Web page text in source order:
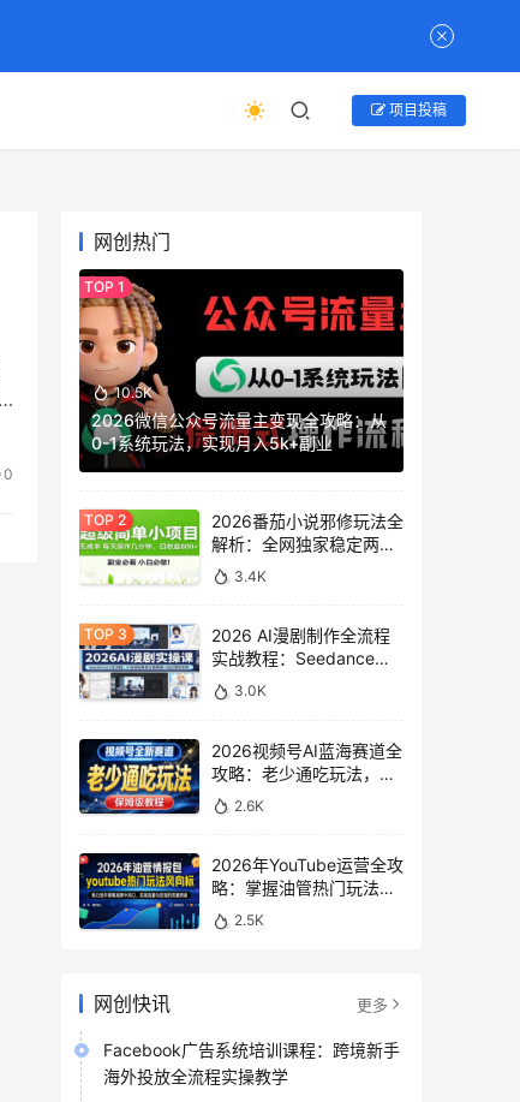
项目投稿
0
网创热门
10.5K
2026微信公众号流量主变现全攻略：从
0-1系统玩法，实现月入5k+副业
2026番茄小说邪修玩法全
解析：全网独家稳定两年
老项目，助你日赚
500+稿费收益
3.4K
2026 AI漫剧制作全流程
实战教程：Seedance
2.0即梦视频生成与小说
授权教学
3.0K
2026视频号AI蓝海赛道全
攻略：老少通吃玩法，零
基础保姆级副业增收教程
2.6K
2026年YouTube运营全攻
略：掌握油管热门玩法风
向标，实现流量变现双重
突破
2.5K
网创快讯 更多
Facebook广告系统培训课程：跨境新手
海外投放全流程实操教学